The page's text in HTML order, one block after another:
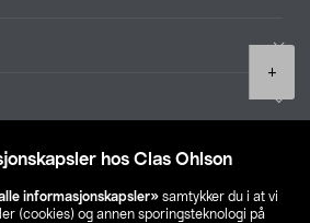
hos Clas Ohlson
informasjonskapsler» samtykker du i at vi
(cookies) og annen sporingsteknologi på
+
Finn din butikk